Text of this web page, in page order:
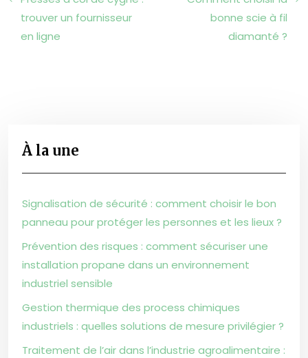
trouver un fournisseur
en ligne
bonne scie à fil
diamanté ?
À la une
Signalisation de sécurité : comment choisir le bon
panneau pour protéger les personnes et les lieux ?
Prévention des risques : comment sécuriser une
installation propane dans un environnement
industriel sensible
Gestion thermique des process chimiques
industriels : quelles solutions de mesure privilégier ?
Traitement de l’air dans l’industrie agroalimentaire :